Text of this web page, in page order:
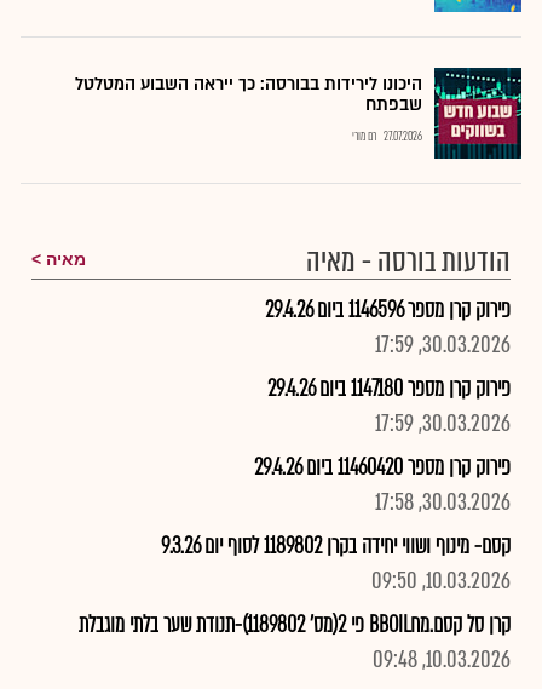
היכונו לירידות בבורסה: כך ייראה השבוע המטלטל
שבפתח
27.07.2026 רם מורי
הודעות בורסה - מאיה מאיה
פירוק קרן מספר 1146596 ביום 29.4.26
30.03.2026, 17:59
פירוק קרן מספר 1147180 ביום 29.4.26
30.03.2026, 17:59
פירוק קרן מספר 11460420 ביום 29.4.26
30.03.2026, 17:58
קסם- מינוף ושווי יחידה בקרן 1189802 לסוף יום 9.3.26
10.03.2026, 09:50
קרן סל קסם.מחBBOIL פי 2(מס' 1189802)-תנודת שער בלתי מוגבלת
10.03.2026, 09:48